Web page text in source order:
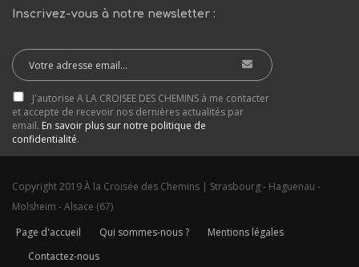
Inscrivez-vous à notre newsletter :
J'autorise A LA CROISEE DES CHEMINS à me contacter
et accepte de recevoir nos dernières actualités par
email. En savoir plus sur notre politique de
confidentialité.
Copyright 2019 À la Croisée des Chemins | Strasbourg - Haguenau -
Molsheim - Alsace (67)
Page d'accueil
Qui sommes-nous ?
Mentions légales
Contactez-nous